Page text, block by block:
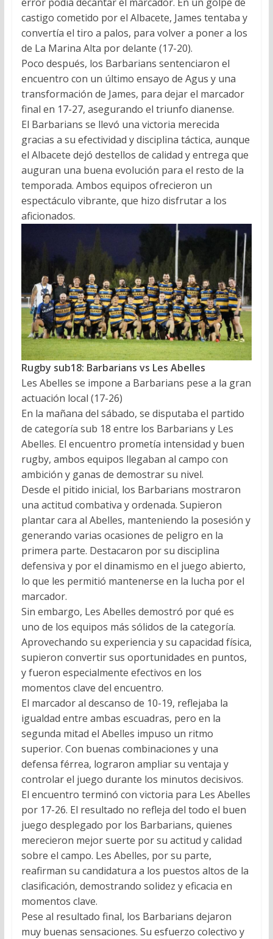
castigo cometido por el Albacete, James tentaba y
convertía el tiro a palos, para volver a poner a los
de La Marina Alta por delante (17-20).
Poco después, los Barbarians sentenciaron el
encuentro con un último ensayo de Agus y una
transformación de James, para dejar el marcador
final en 17-27, asegurando el triunfo dianense.
El Barbarians se llevó una victoria merecida
gracias a su efectividad y disciplina táctica, aunque
el Albacete dejó destellos de calidad y entrega que
auguran una buena evolución para el resto de la
temporada. Ambos equipos ofrecieron un
espectáculo vibrante, que hizo disfrutar a los
aficionados.
Rugby sub18: Barbarians vs Les Abelles
Les Abelles se impone a Barbarians pese a la gran
actuación local (17-26)
En la mañana del sábado, se disputaba el partido
de categoría sub 18 entre los Barbarians y Les
Abelles. El encuentro prometía intensidad y buen
rugby, ambos equipos llegaban al campo con
ambición y ganas de demostrar su nivel.
Desde el pitido inicial, los Barbarians mostraron
una actitud combativa y ordenada. Supieron
plantar cara al Abelles, manteniendo la posesión y
generando varias ocasiones de peligro en la
primera parte. Destacaron por su disciplina
defensiva y por el dinamismo en el juego abierto,
lo que les permitió mantenerse en la lucha por el
marcador.
Sin embargo, Les Abelles demostró por qué es
uno de los equipos más sólidos de la categoría.
Aprovechando su experiencia y su capacidad física,
supieron convertir sus oportunidades en puntos,
y fueron especialmente efectivos en los
momentos clave del encuentro.
El marcador al descanso de 10-19, reflejaba la
igualdad entre ambas escuadras, pero en la
segunda mitad el Abelles impuso un ritmo
superior. Con buenas combinaciones y una
defensa férrea, lograron ampliar su ventaja y
controlar el juego durante los minutos decisivos.
El encuentro terminó con victoria para Les Abelles
por 17-26. El resultado no refleja del todo el buen
juego desplegado por los Barbarians, quienes
merecieron mejor suerte por su actitud y calidad
sobre el campo. Les Abelles, por su parte,
reafirman su candidatura a los puestos altos de la
clasificación, demostrando solidez y eficacia en
momentos clave.
Pese al resultado final, los Barbarians dejaron
muy buenas sensaciones. Su esfuerzo colectivo y